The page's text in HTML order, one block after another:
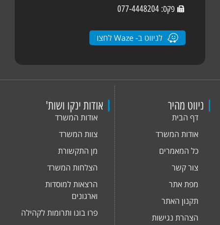
לניווט ב- Waze לחצו
מהיר
המשרד
האתר
נגישות
אודות ינקו ושות'
אודות המשרד
צוות המשרד
מן התקשורת
הצלחות המשרד
הרצאות למוסדות
וארגונים
פרו בונו ותרומות לקהילה